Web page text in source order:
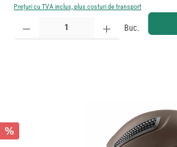
Prețuri cu TVA inclus, plus costuri de transport
Cantitate produs: Introduceți cantitatea dorită sau
Buc.
%